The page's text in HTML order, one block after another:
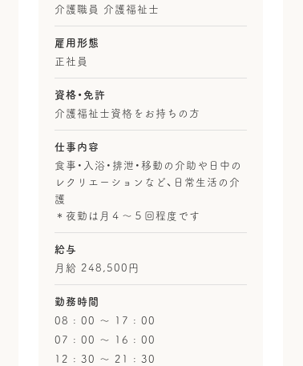
介護職員 介護福祉士
雇用形態
正社員
資格・免許
介護福祉士資格をお持ちの方
仕事内容
食事・入浴・排泄・移動の介助や日中の
レクリエーションなど、日常生活の介
護
＊夜勤は月４～５回程度です
給与
月給 248,500円
勤務時間
08 : 00 〜 17 : 00
07 : 00 〜 16 : 00
12 : 30 〜 21 : 30